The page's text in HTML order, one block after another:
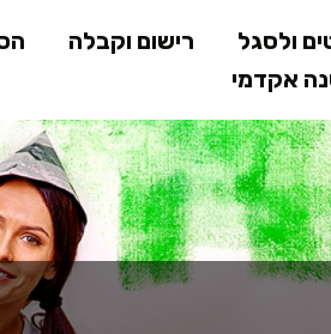
לתוכן
המרכזי
ולסגל רישום וקבלה
אקדמי